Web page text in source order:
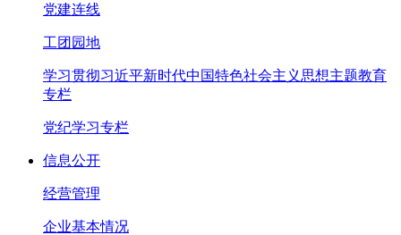
党建连线
工团园地
学习贯彻习近平新时代中国特色社会主义思想主题教育
专栏
党纪学习专栏
信息公开
经营管理
企业基本情况